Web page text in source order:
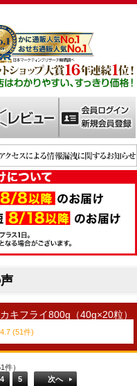
キフライ800g（40g×20粒）
4.7 (51件)
件）
4 5 次へ